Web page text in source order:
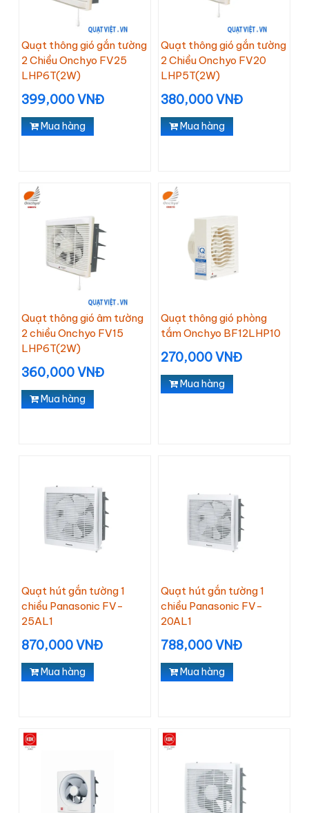
Quạt thông gió gắn tường
2 Chiều Onchyo FV25
LHP6T(2W)
399,000 VNĐ
Mua hàng
Quạt thông gió gắn tường
2 Chiều Onchyo FV20
LHP5T(2W)
380,000 VNĐ
Mua hàng
Quạt thông gió âm tường
2 chiều Onchyo FV15
LHP6T(2W)
360,000 VNĐ
Mua hàng
Quạt thông gió phòng
tắm Onchyo BF12LHP10
270,000 VNĐ
Mua hàng
Quạt hút gắn tường 1
chiều Panasonic FV-
25AL1
870,000 VNĐ
Mua hàng
Quạt hút gắn tường 1
chiều Panasonic FV-
20AL1
788,000 VNĐ
Mua hàng